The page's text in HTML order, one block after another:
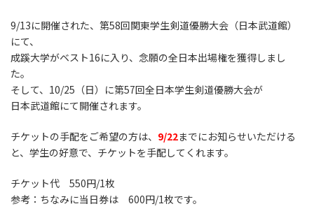
新
時
:
9/13に開催された、第58回関東学生剣道優勝大会（日本武道館）
にて、
成蹊大学がベスト16に入り、念願の全日本出場権を獲得しまし
た。
そして、10/25（日）に第57回全日本学生剣道優勝大会が
日本武道館にて開催されます。
チケットの手配をご希望の方は、 9/22までにお知らせいただける
と、学生の好意で、チケットを手配してくれます。
チケット代 550円/1枚
参考：ちなみに当日券は 600円/1枚です。